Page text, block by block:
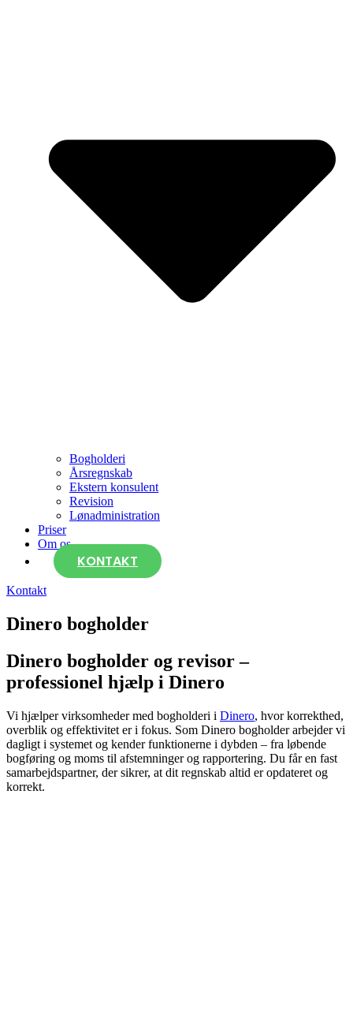
Bogholderi
Årsregnskab
Ekstern konsulent
Revision
Lønadministration
Priser
Om os
KONTAKT
Kontakt
Dinero bogholder
Dinero bogholder og revisor –
professionel hjælp i Dinero
Vi hjælper virksomheder med bogholderi i Dinero, hvor korrekthed,
overblik og effektivitet er i fokus. Som Dinero bogholder arbejder vi
dagligt i systemet og kender funktionerne i dybden – fra løbende
bogføring og moms til afstemninger og rapportering. Du får en fast
samarbejdspartner, der sikrer, at dit regnskab altid er opdateret og
korrekt.